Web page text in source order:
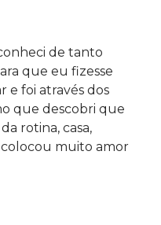
de tanto
que eu fizesse
e foi através dos
que descobri que
rotina, casa,
muito amor